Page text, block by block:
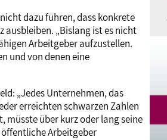
dazu führen, dass konkrete
„Bislang ist es nicht
Arbeitgeber aufzustellen.
und von denen eine
„Jedes Unternehmen, das
erreichten schwarzen Zahlen
über kurz oder lang seine
Arbeitgeber